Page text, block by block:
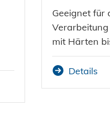
Geeignet für
mit Härten
Details